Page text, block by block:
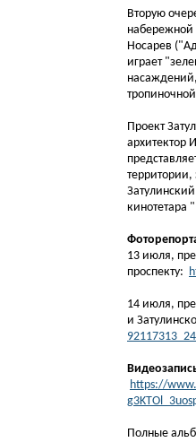
Вторую
набережной
Носарев
играет
Проект
архитектор
кинотетара
13 июля,
проспекту:
14 июля,
и
https://
Полные